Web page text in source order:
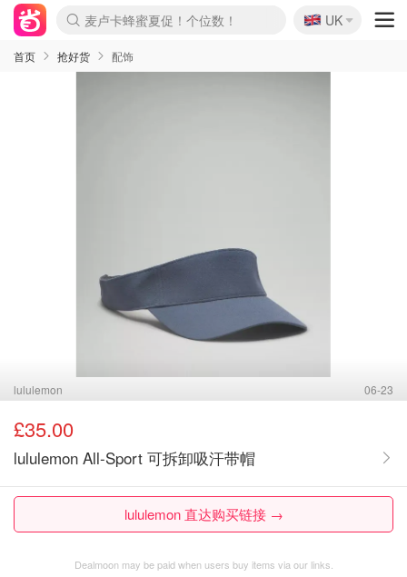
麦卢卡蜂蜜夏促！个位数！
Prada/Miu 4.8折！
啥？必胜客披萨5折！
🇬🇧
UK
首页 抢好货 配饰
lululemon 06-23
£35.00
lululemon All-Sport 可拆卸吸汗带帽
lululemon 直达购买链接 →
Dealmoon may be paid when users buy items via our links.